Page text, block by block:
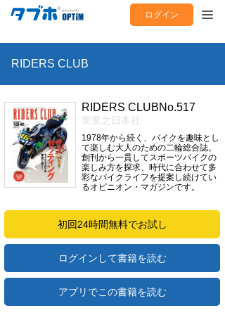
ログイン
RIDERS CLUB
RIDERS CLUBNo.517
実業之日本社
1978年から続く、バイクを趣味とし
て楽しむ大人のための二輪総合誌。
創刊から一貫してスポーツバイクの
楽しみ方を探求、時代に合わせて多
彩なバイクライフを提案し続けてい
るオピニオン・マガジンです。
初回24時間無料でお試し
ログインして書籍を読む
アプリでこの書籍を読む